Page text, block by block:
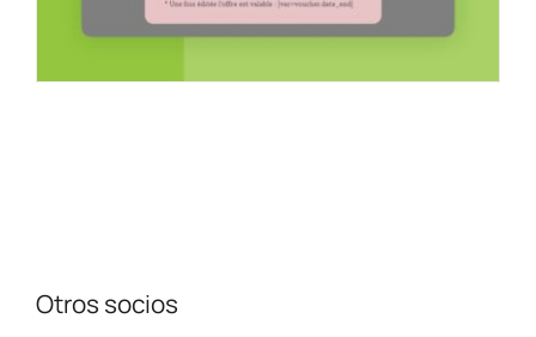
Otros socios